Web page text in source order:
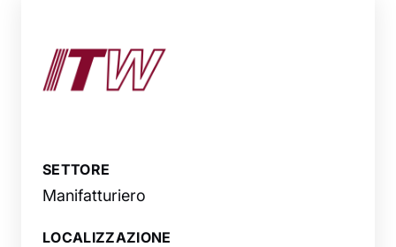
SETTORE
Manifatturiero
LOCALIZZAZIONE